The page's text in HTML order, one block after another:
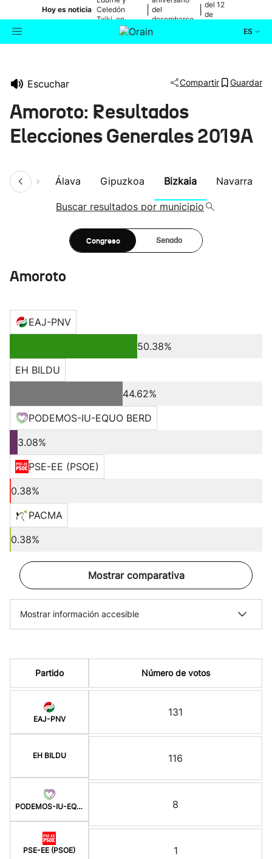
Hoy es noticia Celedón
Txiki, en
directo
del
desembarco
de Elkano
del 12
de
ES
Escuchar Compartir Guardar
Amoroto: Resultados
Elecciones Generales 2019A
Álava Gipuzkoa Bizkaia Navarra
Buscar resultados por municipio
Congreso Senado
Amoroto
EAJ-PNV
50.38%
EH BILDU
44.62%
PODEMOS-IU-EQUO BERD
3.08%
PSE-EE (PSOE)
0.38%
PACMA
0.38%
Mostrar comparativa
Mostrar información accesible
Partido
EAJ-PNV
EH BILDU
PODEMOS-IU-EQUO BERD
PSE-EE (PSOE)
Número de votos
131
116
8
1